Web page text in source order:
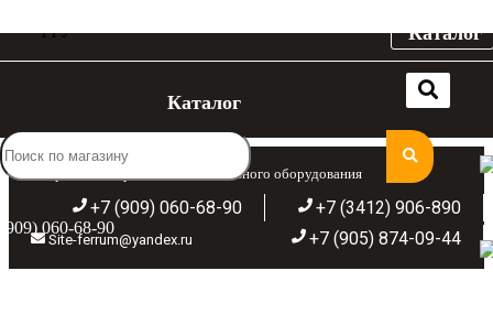
Широкий ассортимент отопительного оборудования
+7 (3412) 906-890
+7 (909) 060-68-90
+7 (905) 874-09-44
Site-ferrum@yandex.ru
Каталог
Каталог
(909) 060-68-90